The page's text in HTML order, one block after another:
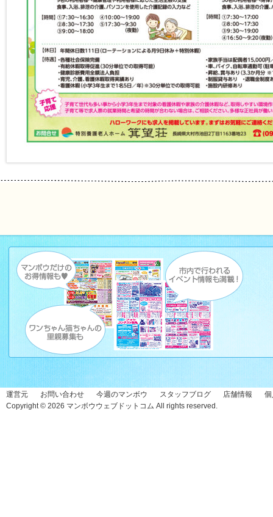
運営元 お問い合わせ 今週のマンボウ スタッフブログ 店舗情報
Copyright © 2026 マンボウウェブドットコム All rights reserved.